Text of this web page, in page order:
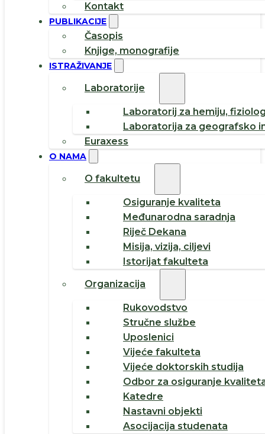
Kontakt
PUBLIKACIJE
Časopis
Knjige, monografije
ISTRAŽIVANJE
Laboratorije
Laboratorij za hemiju,
Laboratorija za geografsko
Euraxess
O NAMA
O fakultetu
Osiguranje kvaliteta
Međunarodna saradnja
Riječ Dekana
Misija, vizija, ciljevi
Istorijat fakulteta
Organizacija
Rukovodstvo
Stručne službe
Uposlenici
Vijeće fakulteta
Vijeće doktorskih studija
Odbor za osiguranje
Katedre
Nastavni objekti
Asocijacija studenata